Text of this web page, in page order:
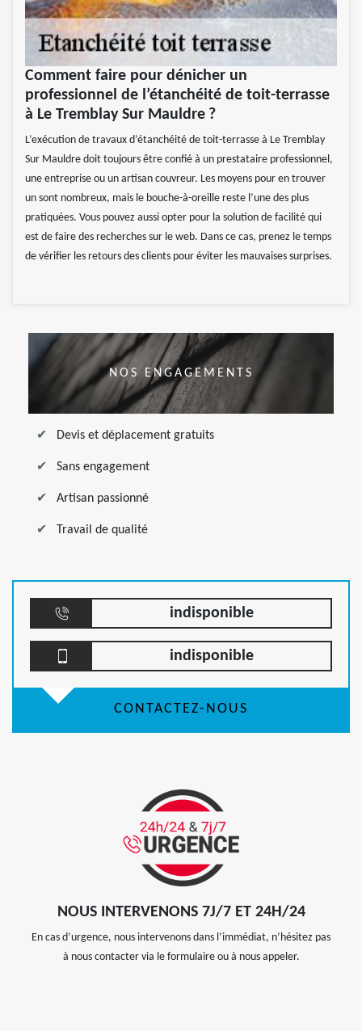
Comment faire pour dénicher un
professionnel de l’étanchéité de toit-terrasse
à Le Tremblay Sur Mauldre ?
L’exécution de travaux d’étanchéité de toit-terrasse à Le Tremblay
Sur Mauldre doit toujours être confié à un prestataire professionnel,
une entreprise ou un artisan couvreur. Les moyens pour en trouver
un sont nombreux, mais le bouche-à-oreille reste l’une des plus
pratiquées. Vous pouvez aussi opter pour la solution de facilité qui
est de faire des recherches sur le web. Dans ce cas, prenez le temps
de vérifier les retours des clients pour éviter les mauvaises surprises.
NOS ENGAGEMENTS
Devis et déplacement gratuits
Sans engagement
Artisan passionné
Travail de qualité
indisponible
indisponible
CONTACTEZ-NOUS
NOUS INTERVENONS 7J/7 ET 24H/24
En cas d’urgence, nous intervenons dans l’immédiat, n’hésitez pas
à nous contacter via le formulaire ou à nous appeler.